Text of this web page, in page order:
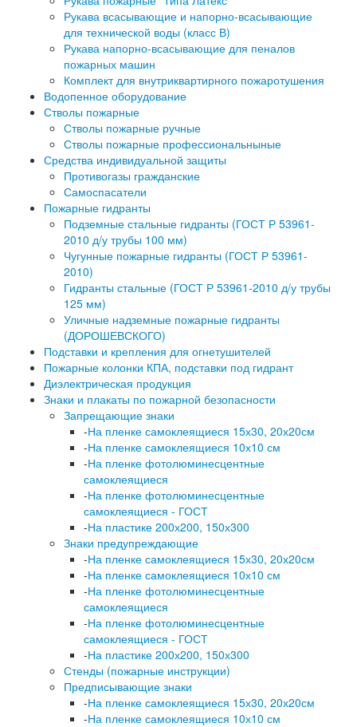
Рукава всасывающие и напорно-всасывающие
для технической воды (класс В)
Рукава напорно-всасывающие для пеналов
пожарных машин
Комплект для внутриквартирного пожаротушения
Водопенное оборудование
Стволы пожарные
Стволы пожарные ручные
Стволы пожарные профессиональныные
Средства индивидуальной защиты
Противогазы гражданские
Самоспасатели
Пожарные гидранты
Подземные стальные гидранты (ГОСТ Р 53961-
2010 д/у трубы 100 мм)
Чугунные пожарные гидранты (ГОСТ Р 53961-
2010)
Гидранты стальные (ГОСТ Р 53961-2010 д/у трубы
125 мм)
Уличные надземные пожарные гидранты
(ДОРОШЕВСКОГО)
Подставки и крепления для огнетушителей
Пожарные колонки КПА, подставки под гидрант
Диэлектрическая продукция
Знаки и плакаты по пожарной безопасности
Запрещающие знаки
-На пленке самоклеящиеся 15х30, 20х20см
-На пленке самоклеящиеся 10х10 см
-На пленке фотолюминесцентные
самоклеящиеся
-На пленке фотолюминесцентные
самоклеящиеся - ГОСТ
-На пластике 200х200, 150х300
Знаки предупреждающие
-На пленке самоклеящиеся 15х30, 20х20см
-На пленке самоклеящиеся 10х10 см
-На пленке фотолюминесцентные
самоклеящиеся
-На пленке фотолюминесцентные
самоклеящиеся - ГОСТ
-На пластике 200х200, 150х300
Стенды (пожарные инструкции)
Предписывающие знаки
-На пленке самоклеящиеся 15х30, 20х20см
-На пленке самоклеящиеся 10х10 см